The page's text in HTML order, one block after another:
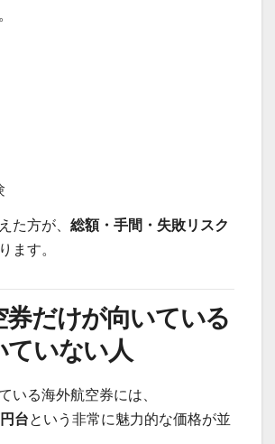
た方が、 総額・手間・失敗リスク
ます。
券だけが向いている
ていない人
いる海外航空券には、
台という非常に魅力的な価格が並